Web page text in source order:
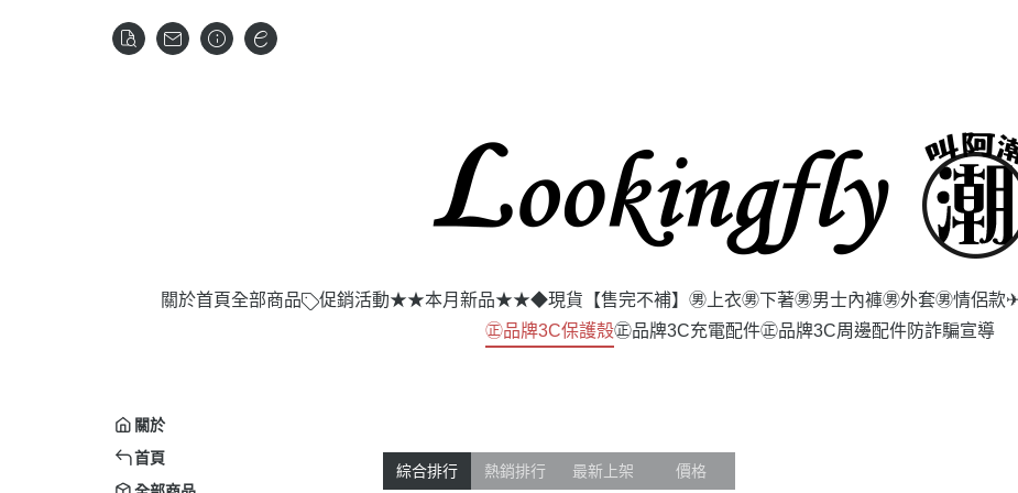
關於首頁全部商品 促銷活動★★本月新品★★◆現貨【售完不補】 ㊚上衣㊚下著㊚男士內褲㊚外套㊚情侶款
㊣品牌3C保護殼㊣品牌3C充電配件㊣品牌3C周邊配件防詐騙宣導
關於
首頁
綜合排行 熱銷排行 最新上架 價格